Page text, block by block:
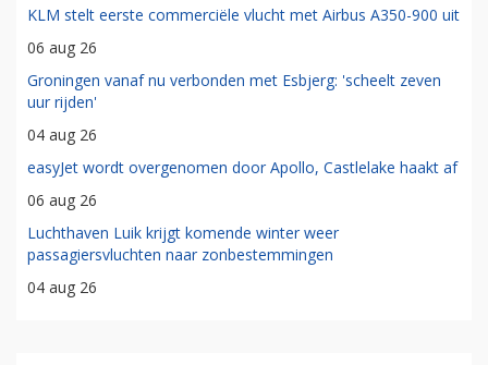
KLM stelt eerste commerciële vlucht met Airbus A350-900 uit
06 aug 26
Groningen vanaf nu verbonden met Esbjerg: 'scheelt zeven
uur rijden'
04 aug 26
easyJet wordt overgenomen door Apollo, Castlelake haakt af
06 aug 26
Luchthaven Luik krijgt komende winter weer
passagiersvluchten naar zonbestemmingen
04 aug 26